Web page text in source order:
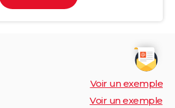
Voir un exemple
Voir un exemple